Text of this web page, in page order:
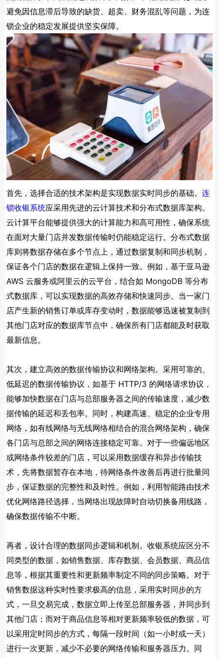
避免因信息滞后导致的缺货、超卖、财务混乱等问题，为连
锁企业的稳定发展提供坚实保障。
首先，选择合适的技术架构是实现数据实时同步的基础。连
锁收银系统应采用先进的云计算技术和分布式数据库架构。
云计算平台能够提供强大的计算能力和高可用性，确保系统
在面对大量门店并发数据传输时仍能稳定运行。分布式数据
库则将数据存储在多个节点上，通过数据复制和同步机制，
保证各个门店的数据在逻辑上保持一致。例如，基于亚马逊
AWS 云服务或阿里云的云平台，结合如 MongoDB 等分布
式数据库，可以实现数据的高效存储和快速同步。当一家门
店产生新的销售订单或库存变动时，数据能够迅速被复制到
其他门店对应的数据库节点中，确保所有门店都能及时获取
最新信息。
其次，建立高效的数据传输协议和网络架构。采用可靠的、
低延迟的数据传输协议，如基于 HTTP/3 的网络请求协议，
能够加快数据在门店与总部服务器之间的传输速度，减少数
据传输的延迟和丢包率。同时，构建高速、稳定的企业专用
网络，如有线网络与无线网络相结合的混合网络架构，确保
各门店与总部之间的网络连接稳定可靠。对于一些偏远地区
或网络条件较差的门店，可以采用数据缓存和异步传输技
术，先将数据暂存在本地，待网络条件改善后再进行批量同
步，保证数据的完整性和及时性。例如，利用智能路由技术
优化网络路径选择，当网络出现故障时自动切换备用线路，
确保数据传输不中断。
再者，设计合理的数据同步逻辑和机制。收银系统应区分不
同类型的数据，如销售数据、库存数据、会员数据、商品信
息等，根据其重要性和更新频率制定不同的同步策略。对于
销售数据这种实时性要求极高的信息，采用实时同步的方
式，一旦交易完成，数据立即上传至总部服务器，并同步到
其他门店；而对于商品信息等相对更新频率较低的数据，可
以采用定时同步的方式，每隔一段时间（如一小时或一天）
进行一次更新，减少不必要的网络传输和服务器压力。同